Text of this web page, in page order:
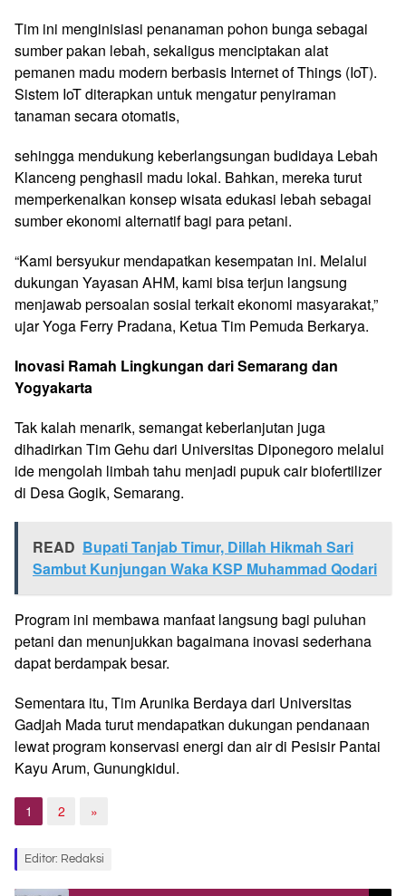
Tim ini menginisiasi penanaman pohon bunga sebagai
sumber pakan lebah, sekaligus menciptakan alat
pemanen madu modern berbasis Internet of Things (IoT).
Sistem IoT diterapkan untuk mengatur penyiraman
tanaman secara otomatis,
sehingga mendukung keberlangsungan budidaya Lebah
Klanceng penghasil madu lokal. Bahkan, mereka turut
memperkenalkan konsep wisata edukasi lebah sebagai
sumber ekonomi alternatif bagi para petani.
“Kami bersyukur mendapatkan kesempatan ini. Melalui
dukungan Yayasan AHM, kami bisa terjun langsung
menjawab persoalan sosial terkait ekonomi masyarakat,”
ujar Yoga Ferry Pradana, Ketua Tim Pemuda Berkarya.
Inovasi Ramah Lingkungan dari Semarang dan
Yogyakarta
Tak kalah menarik, semangat keberlanjutan juga
dihadirkan Tim Gehu dari Universitas Diponegoro melalui
ide mengolah limbah tahu menjadi pupuk cair biofertilizer
di Desa Gogik, Semarang.
READ Bupati Tanjab Timur, Dillah Hikmah Sari
Sambut Kunjungan Waka KSP Muhammad Qodari
Program ini membawa manfaat langsung bagi puluhan
petani dan menunjukkan bagaimana inovasi sederhana
dapat berdampak besar.
Sementara itu, Tim Arunika Berdaya dari Universitas
Gadjah Mada turut mendapatkan dukungan pendanaan
lewat program konservasi energi dan air di Pesisir Pantai
Kayu Arum, Gunungkidul.
1 2 »
Editor: Redaksi